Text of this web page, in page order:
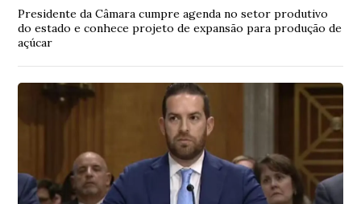
Presidente da Câmara cumpre agenda no setor produtivo
do estado e conhece projeto de expansão para produção de
açúcar